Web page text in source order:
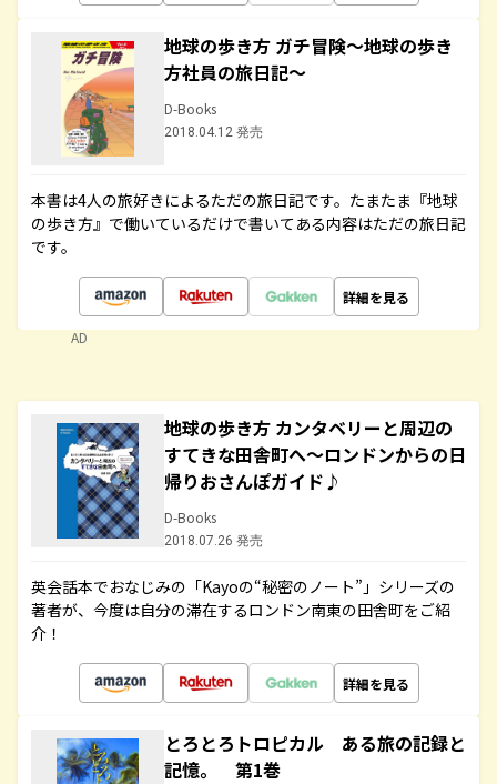
地球の歩き方 ガチ冒険～地球の歩き
方社員の旅日記～
D-Books
2018.04.12 発売
本書は4人の旅好きによるただの旅日記です。たまたま『地球
の歩き方』で働いているだけで書いてある内容はただの旅日記
です。
詳細を見る
AD
地球の歩き方 カンタベリーと周辺の
すてきな田舎町へ～ロンドンからの日
帰りおさんぽガイド♪
D-Books
2018.07.26 発売
英会話本でおなじみの「Kayoの“秘密のノート”」シリーズの
著者が、今度は自分の滞在するロンドン南東の田舎町をご紹
介！
詳細を見る
とろとろトロピカル ある旅の記録と
記憶。 第1巻